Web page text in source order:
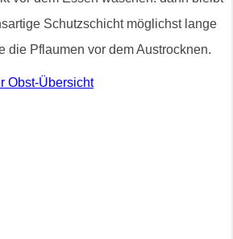
Schutzschicht möglichst lange
die Pflaumen vor dem Austrocknen.
Obst-Übersicht